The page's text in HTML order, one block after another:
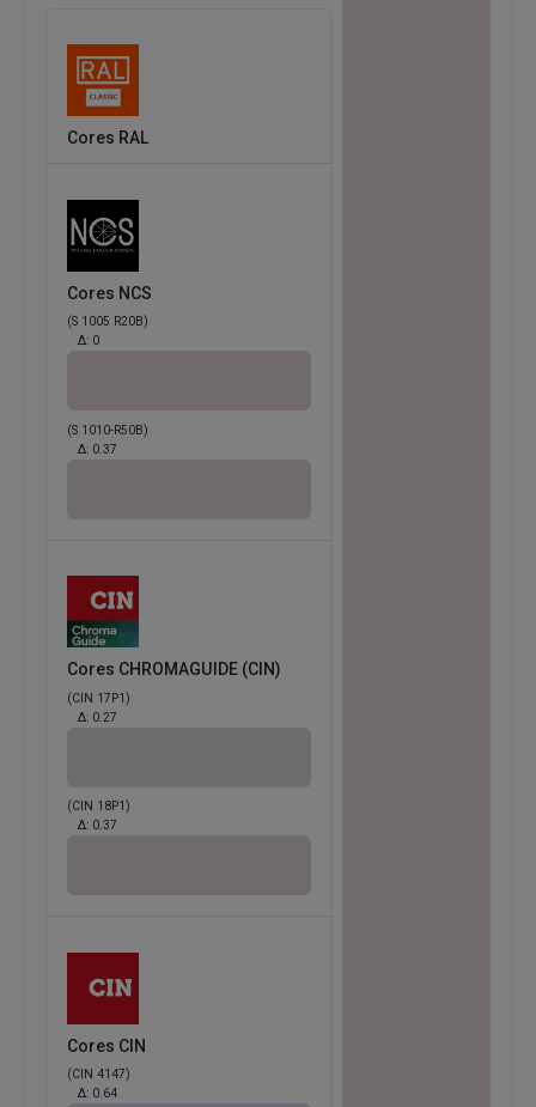
Cores RAL
Cores NCS
(S 1005 R20B)
Δ: 0
(S 1010-R50B)
Δ: 0.37
Cores CHROMAGUIDE (CIN)
(CIN 17P1)
Δ: 0.27
(CIN 18P1)
Δ: 0.37
Cores CIN
(CIN 4147)
Δ: 0.64